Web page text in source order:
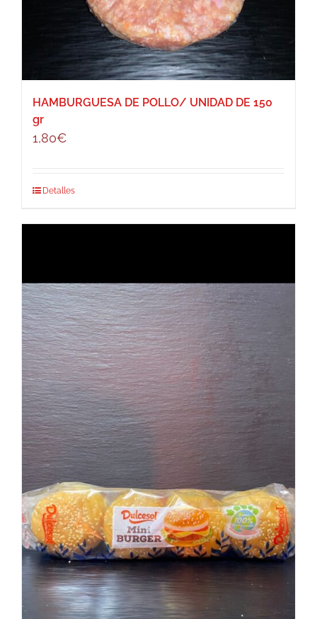
HAMBURGUESA DE POLLO/ UNIDAD DE 150
gr
1,80€
Detalles